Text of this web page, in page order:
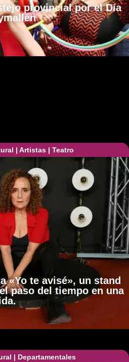
provincial por el Día
| Artistas | Teatro
«Yo te avisé», un stand
paso del tiempo en una
| Departamentales